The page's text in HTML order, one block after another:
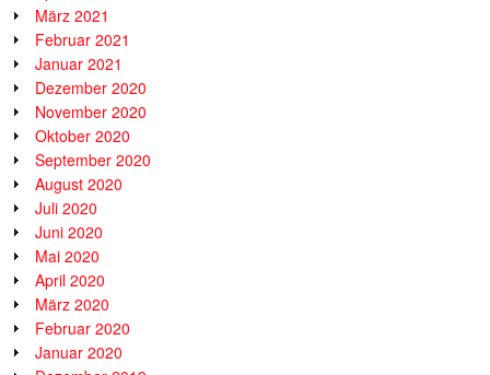
März 2021
Februar 2021
Januar 2021
Dezember 2020
November 2020
Oktober 2020
September 2020
August 2020
Juli 2020
Juni 2020
Mai 2020
April 2020
März 2020
Februar 2020
Januar 2020